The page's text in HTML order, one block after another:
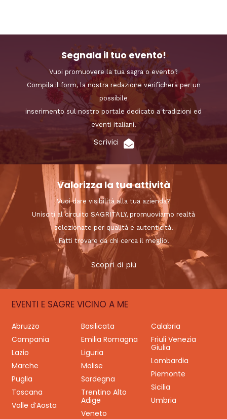
Segnala il tuo evento!
Vuoi promuovere la tua sagra o evento?
Compila il form, la nostra redazione verificherà per un
possibile
inserimento sul nostro portale dedicato a tradizioni ed
eventi italiani.
Scrivici
Valorizza la tua attività
Vuoi dare visibilità alla tua azienda?
Unisciti al circuito SAGRITALY, promuoviamo realtà
selezionate per qualità e autenticità.
Fatti trovare da chi cerca il meglio!
Scopri di più
EVENTI E SAGRE VICINO A ME
Abruzzo Basilicata
Calabria
Campania
Emilia Romagna
Friuli Venezia
Giulia
Lazio
Liguria
Lombardia
Marche
Molise
Piemonte
Puglia
Sardegna
Sicilia
Toscana
Trentino Alto
Adige
Umbria
Valle d’Aosta
Veneto